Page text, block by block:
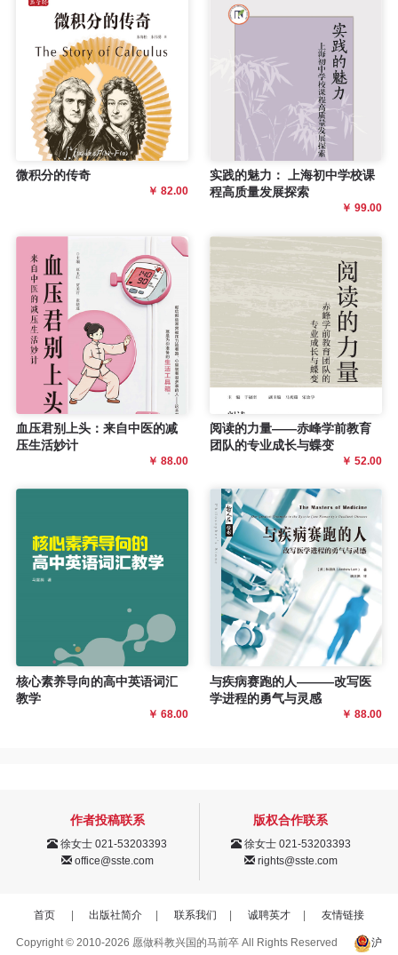
微积分的传奇
￥ 82.00
实践的魅力： 上海初中学校课
程高质量发展探索
￥ 99.00
血压君别上头：来自中医的减
压生活妙计
￥ 88.00
阅读的力量——赤峰学前教育
团队的专业成长与蝶变
￥ 52.00
核心素养导向的高中英语词汇
教学
￥ 68.00
与疾病赛跑的人———改写医
学进程的勇气与灵感
￥ 88.00
作者投稿联系
徐女士 021-53203393
office@sste.com
版权合作联系
徐女士 021-53203393
rights@sste.com
首页 出版社简介 联系我们 诚聘英才 友情链接
Copyright © 2010-2026 愿做科教兴国的马前卒 All Rights Reserved 沪